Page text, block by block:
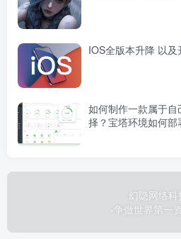
IOS全版本升降 以及
如何制作一款属于
择？宝塔环境如何部
幻隐网络科
-争做世界第一